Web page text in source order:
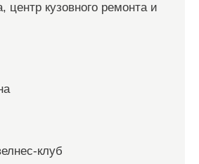
центр кузовного ремонта и
клуб